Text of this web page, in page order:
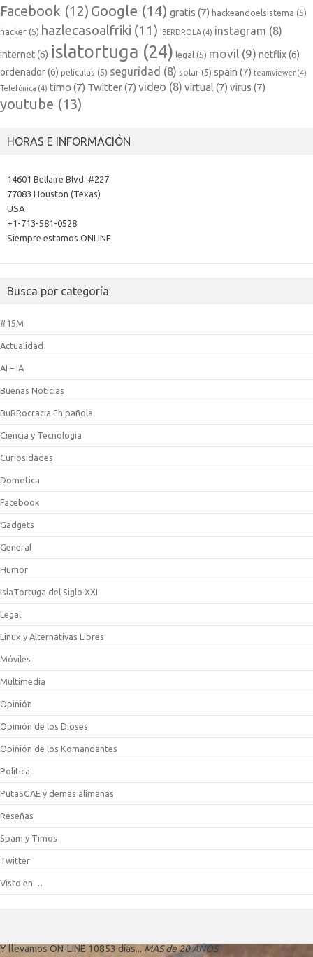
Facebook (12) Google (14) gratis (7) hackeandoelsistema (5)
hacker (5) hazlecasoalfriki (11) IBERDROLA (4) instagram (8)
internet(6) islatortuga (24) legal (5) movil (9) netflix(6)
ordenador(6) películas (5) seguridad (8) solar (5) spain (7) teamviewer (4)
Telefónica (4) timo (7) Twitter(7) video (8) virtual (7) virus (7)
youtube (13)
HORAS E INFORMACIÓN
14601 Bellaire Blvd. #227
77083 Houston (Texas)
USA
+1-713-581-0528
Siempre estamos ONLINE
Busca por categoría
#15M
Actualidad
AI – IA
Buenas Noticias
BuRRocracia Eh!pañola
Ciencia y Tecnologia
Curiosidades
Domotica
Facebook
Gadgets
General
Humor
IslaTortuga del Siglo XXI
Legal
Linux y Alternativas Libres
Móviles
Multimedia
Opinión
Opinión de los Dioses
Opinión de los Komandantes
Politica
PutaSGAE y demas alimañas
Reseñas
Spam y Timos
Twitter
Visto en …
Y llevamos ON-LINE 10853 días... MAS de 20 AÑOS